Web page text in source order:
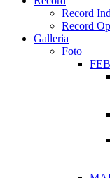
Record
Record
Galleria
Foto